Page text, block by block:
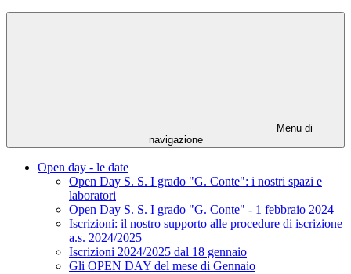
Menu di
navigazione
Open day - le date
Open Day S. S. I grado "G. Conte": i nostri spazi e
laboratori
Open Day S. S. I grado "G. Conte" - 1 febbraio 2024
Iscrizioni: il nostro supporto alle procedure di iscrizione
a.s. 2024/2025
Iscrizioni 2024/2025 dal 18 gennaio
Gli OPEN DAY del mese di Gennaio